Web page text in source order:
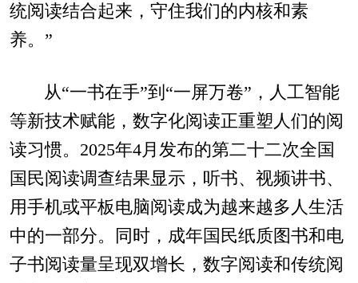
统阅读结合起来，守住我们的内核和素
养。”
从“一书在手”到“一屏万卷”，人工智能
等新技术赋能，数字化阅读正重塑人们的阅
读习惯。2025年4月发布的第二十二次全国
国民阅读调查结果显示，听书、视频讲书、
用手机或平板电脑阅读成为越来越多人生活
中的一部分。同时，成年国民纸质图书和电
子书阅读量呈现双增长，数字阅读和传统阅